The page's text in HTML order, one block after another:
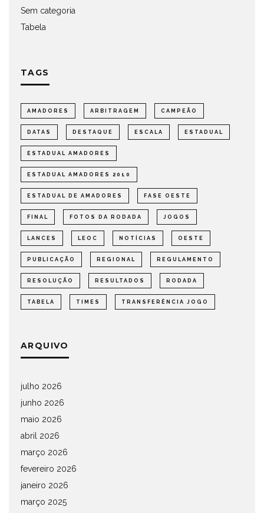
Sem categoria
Tabela
TAGS
AMADORES ARBITRAGEM CAMPEÃO
DATAS DESTAQUE ESCALA ESTADUAL
ESTADUAL AMADORES
ESTADUAL AMADORES 2010
ESTADUAL DE AMADORES FASE OESTE
FINAL FOTOS DA RODADA JOGOS
LANCES LEOC NOTÍCIAS OESTE
PUBLICAÇÃO REGIONAL REGULAMENTO
RESOLUÇÃO RESULTADOS RODADA
TABELA TIMES TRANSFERÊNCIA JOGO
ARQUIVO
julho 2026
junho 2026
maio 2026
abril 2026
março 2026
fevereiro 2026
janeiro 2026
março 2025